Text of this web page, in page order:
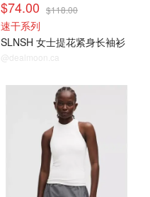
$74.00 $118.00
速干系列
SLNSH 女士提花紧身长袖衫
@dealmoon.ca